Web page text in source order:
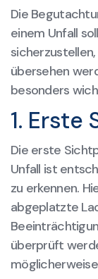
Die
einem Unfall
übersehen
besonders
1. Erste
Die erste
Unfall ist
zu erkennen.
abgeplatzte
überprüft